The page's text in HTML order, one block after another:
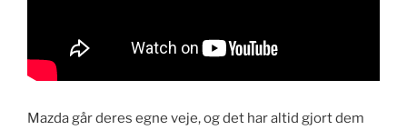
Mazda går deres egne veje, og det har altid gjort dem